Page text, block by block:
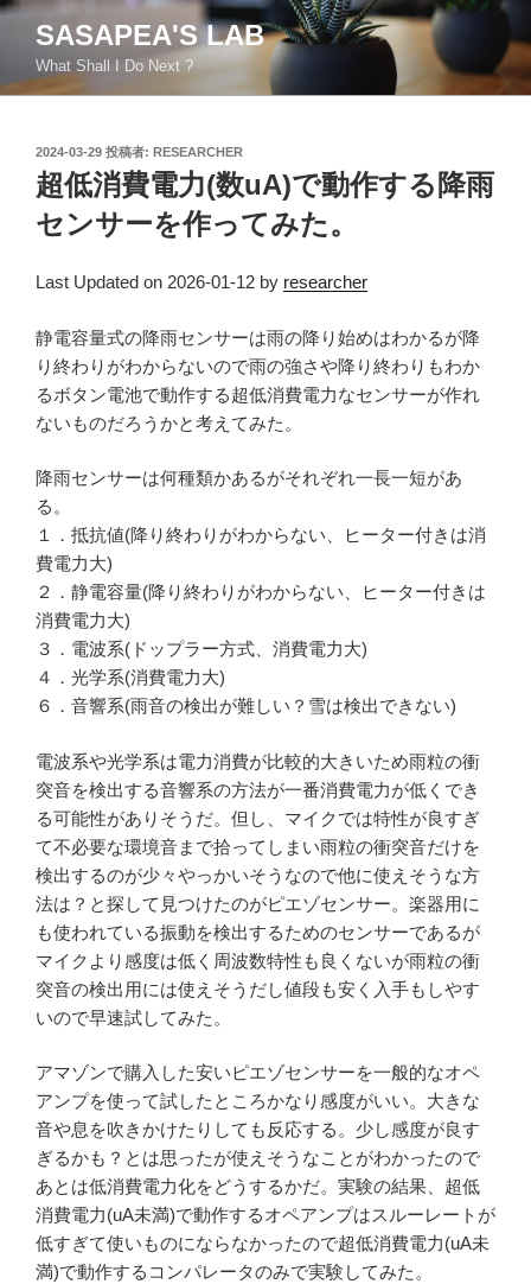
コ
ン
SASAPEA'S LAB
What Shall I Do Next ?
投
稿
日:
2024-03-29 投稿者: RESEARCHER
超低消費電力(数uA)で動作する降雨
センサーを作ってみた。
Last Updated on 2026-01-12 by researcher
静電容量式の降雨センサーは雨の降り始めはわかるが降
り終わりがわからないので雨の強さや降り終わりもわか
るボタン電池で動作する超低消費電力なセンサーが作れ
ないものだろうかと考えてみた。
降雨センサーは何種類かあるがそれぞれ一長一短があ
る。
１．抵抗値(降り終わりがわからない、ヒーター付きは消
費電力大)
２．静電容量(降り終わりがわからない、ヒーター付きは
消費電力大)
３．電波系(ドップラー方式、消費電力大)
４．光学系(消費電力大)
６．音響系(雨音の検出が難しい？雪は検出できない)
電波系や光学系は電力消費が比較的大きいため雨粒の衝
突音を検出する音響系の方法が一番消費電力が低くでき
る可能性がありそうだ。但し、マイクでは特性が良すぎ
て不必要な環境音まで拾ってしまい雨粒の衝突音だけを
検出するのが少々やっかいそうなので他に使えそうな方
法は？と探して見つけたのがピエゾセンサー。楽器用に
も使われている振動を検出するためのセンサーであるが
マイクより感度は低く周波数特性も良くないが雨粒の衝
突音の検出用には使えそうだし値段も安く入手もしやす
いので早速試してみた。
アマゾンで購入した安いピエゾセンサーを一般的なオペ
アンプを使って試したところかなり感度がいい。大きな
音や息を吹きかけたりしても反応する。少し感度が良す
ぎるかも？とは思ったが使えそうなことがわかったので
あとは低消費電力化をどうするかだ。実験の結果、超低
消費電力(uA未満)で動作するオペアンプはスルーレートが
低すぎて使いものにならなかったので超低消費電力(uA未
満)で動作するコンパレータのみで実験してみた。